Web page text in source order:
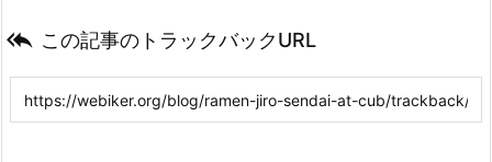
 この記事のトラックバックURL